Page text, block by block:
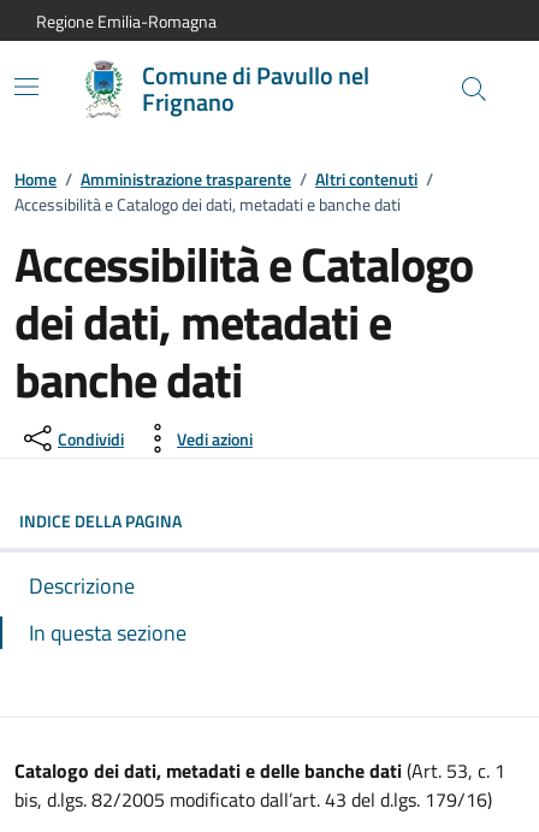
Vai al contenuto principale
Vai alla navigazione del sito
Vai al piede di pagina
Regione Emilia-Romagna
Comune di Pavullo nel
Frignano
Home / Amministrazione trasparente / Altri contenuti /
Accessibilità e Catalogo dei dati, metadati e banche dati
Accessibilità e Catalogo
dei dati, metadati e
banche dati
Condividi Vedi azioni
INDICE DELLA PAGINA
Descrizione
In questa sezione
Catalogo dei dati, metadati e delle banche dati(Art. 53, c. 1
bis, d.lgs. 82/2005 modificato dall’art. 43 del d.lgs. 179/16)